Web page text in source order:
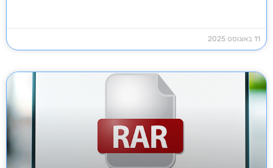
11 באוגוסט 2025